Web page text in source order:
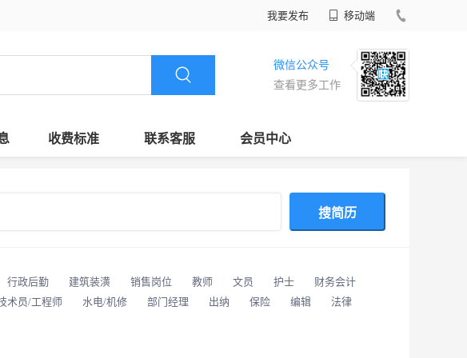
我要发布 移动端
微信公众号
查看更多工作
收费标准 联系客服 会员中心
搜简历
行政后勤 建筑装潢 销售岗位 教师 文员 护士
财务会计
术员/工程师 水电/机修 部门经理 出纳 保险 编辑
法律